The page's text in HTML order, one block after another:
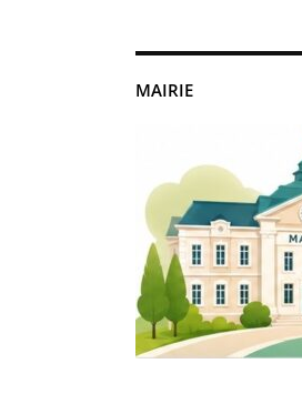
MAIRIE